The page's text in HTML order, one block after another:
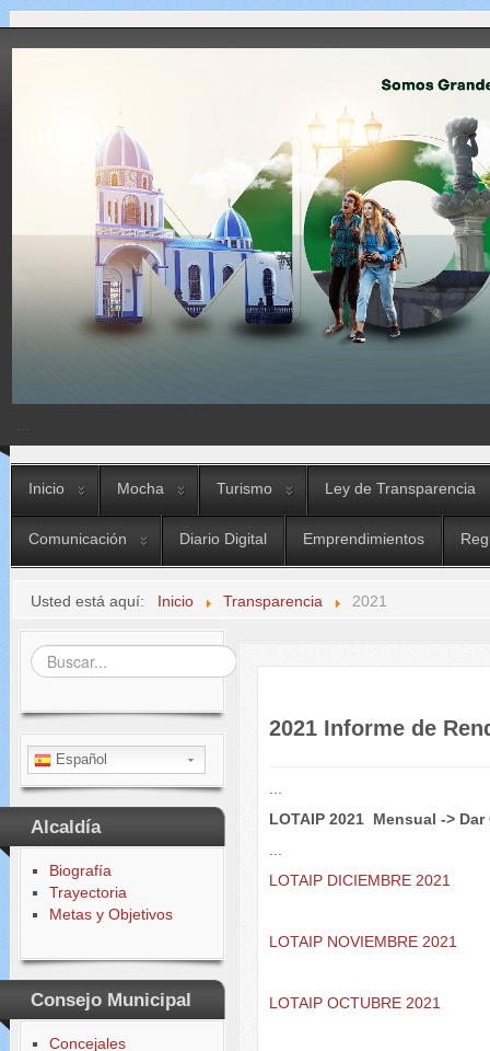
Inicio Mocha Turismo Ley de Transparencia
Comunicación Diario Digital Emprendimientos
Usted está aquí: Inicio Transparencia 2021
Buscar...
Español
Alcaldía
Biografía
Trayectoria
Metas y Objetivos
Consejo Municipal
Concejales
2021 Informe de
LOTAIP 2021 Mensual ->
LOTAIP DICIEMBRE 2021
LOTAIP NOVIEMBRE 2021
LOTAIP OCTUBRE 2021